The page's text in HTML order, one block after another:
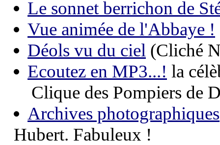
Le sonnet berrichon de
Vue animée de l'Abbaye !
Déols vu du ciel (Cliché
Ecoutez en MP3...! la
Clique des Pompiers de
Archives photographiques
Hubert. Fabuleux !